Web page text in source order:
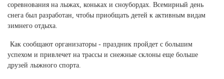
Хакасия (1)
Ханты-Мансийский автономный округ (3)
Челябинская область (2)
Ямало-Ненецкий автономный округ (1)
соревнования на лыжах, коньках и сноубордах. Всемирный день
снега был разработан, чтобы приобщать детей к активным видам
зимнего отдыха.
Как сообщают организаторы - праздник пройдет с большим
успехом и привлечет на трассы и снежные склоны еще больше
друзей лыжного спорта.